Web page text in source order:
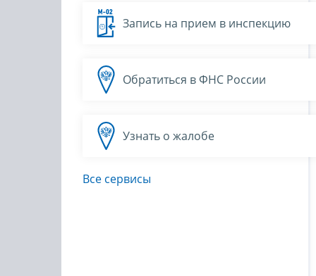
Запись на прием в инспекцию
Обратиться в ФНС России
Узнать о жалобе
Все сервисы